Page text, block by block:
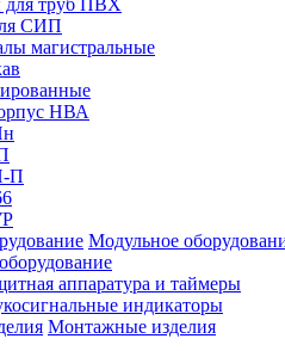
СИП
магистральные
НВА
П
Модульное
аппаратура и таймеры
индикаторы
Монтажные изделия